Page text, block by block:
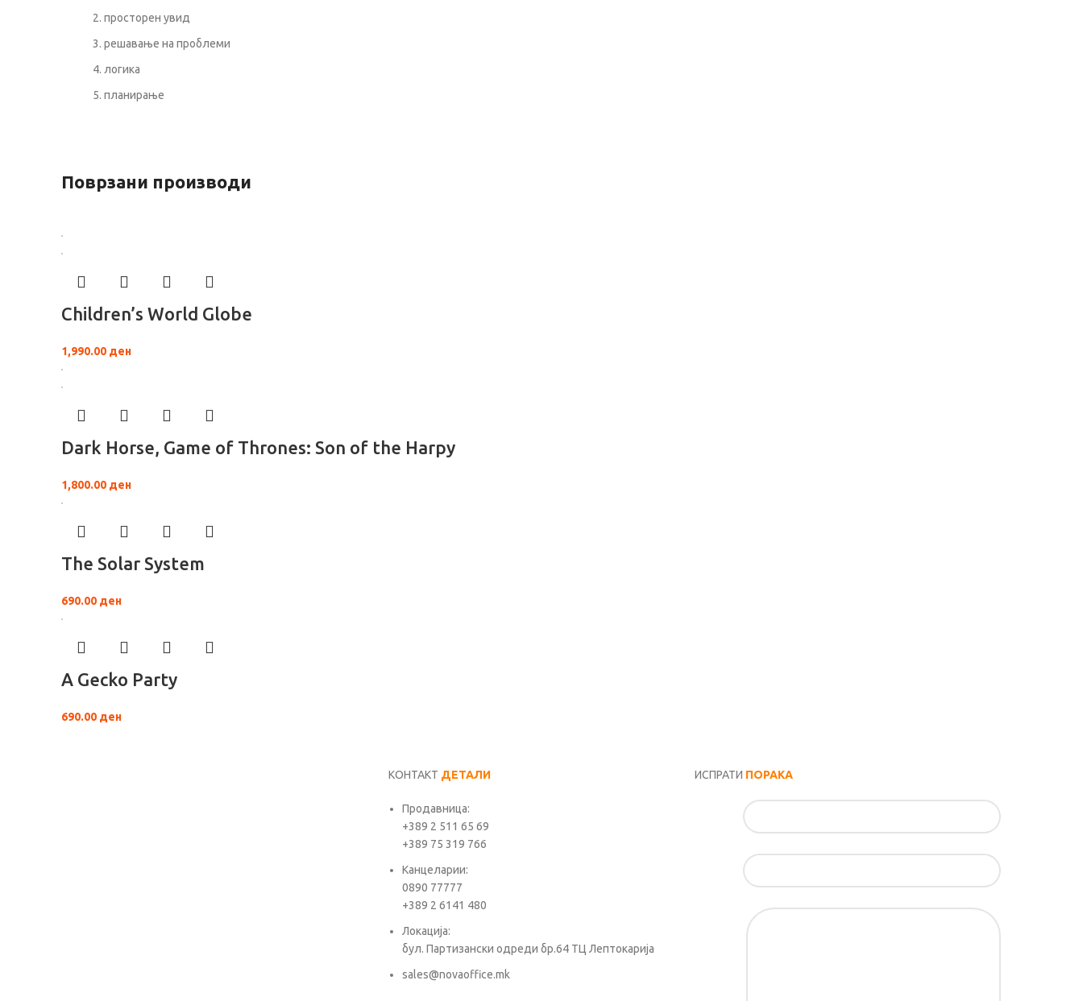
просторен увид
решавање на проблеми
логика
планирање
Поврзани производи
Children’s World Globe
1,990.00 ден
Dark Horse, Game of Thrones: Son of the Harpy
1,800.00 ден
The Solar System
690.00 ден
A Gecko Party
690.00 ден
КОНТАКТ ДЕТАЛИ
Продавница:
+389 2 511 65 69
+389 75 319 766
Канцеларии:
0890 77777
+389 2 6141 480
Локација:
бул. Партизански одреди бр.64 ТЦ Лептокарија
sales@novaoffice.mk
ИСПРАТИ ПОРАКА